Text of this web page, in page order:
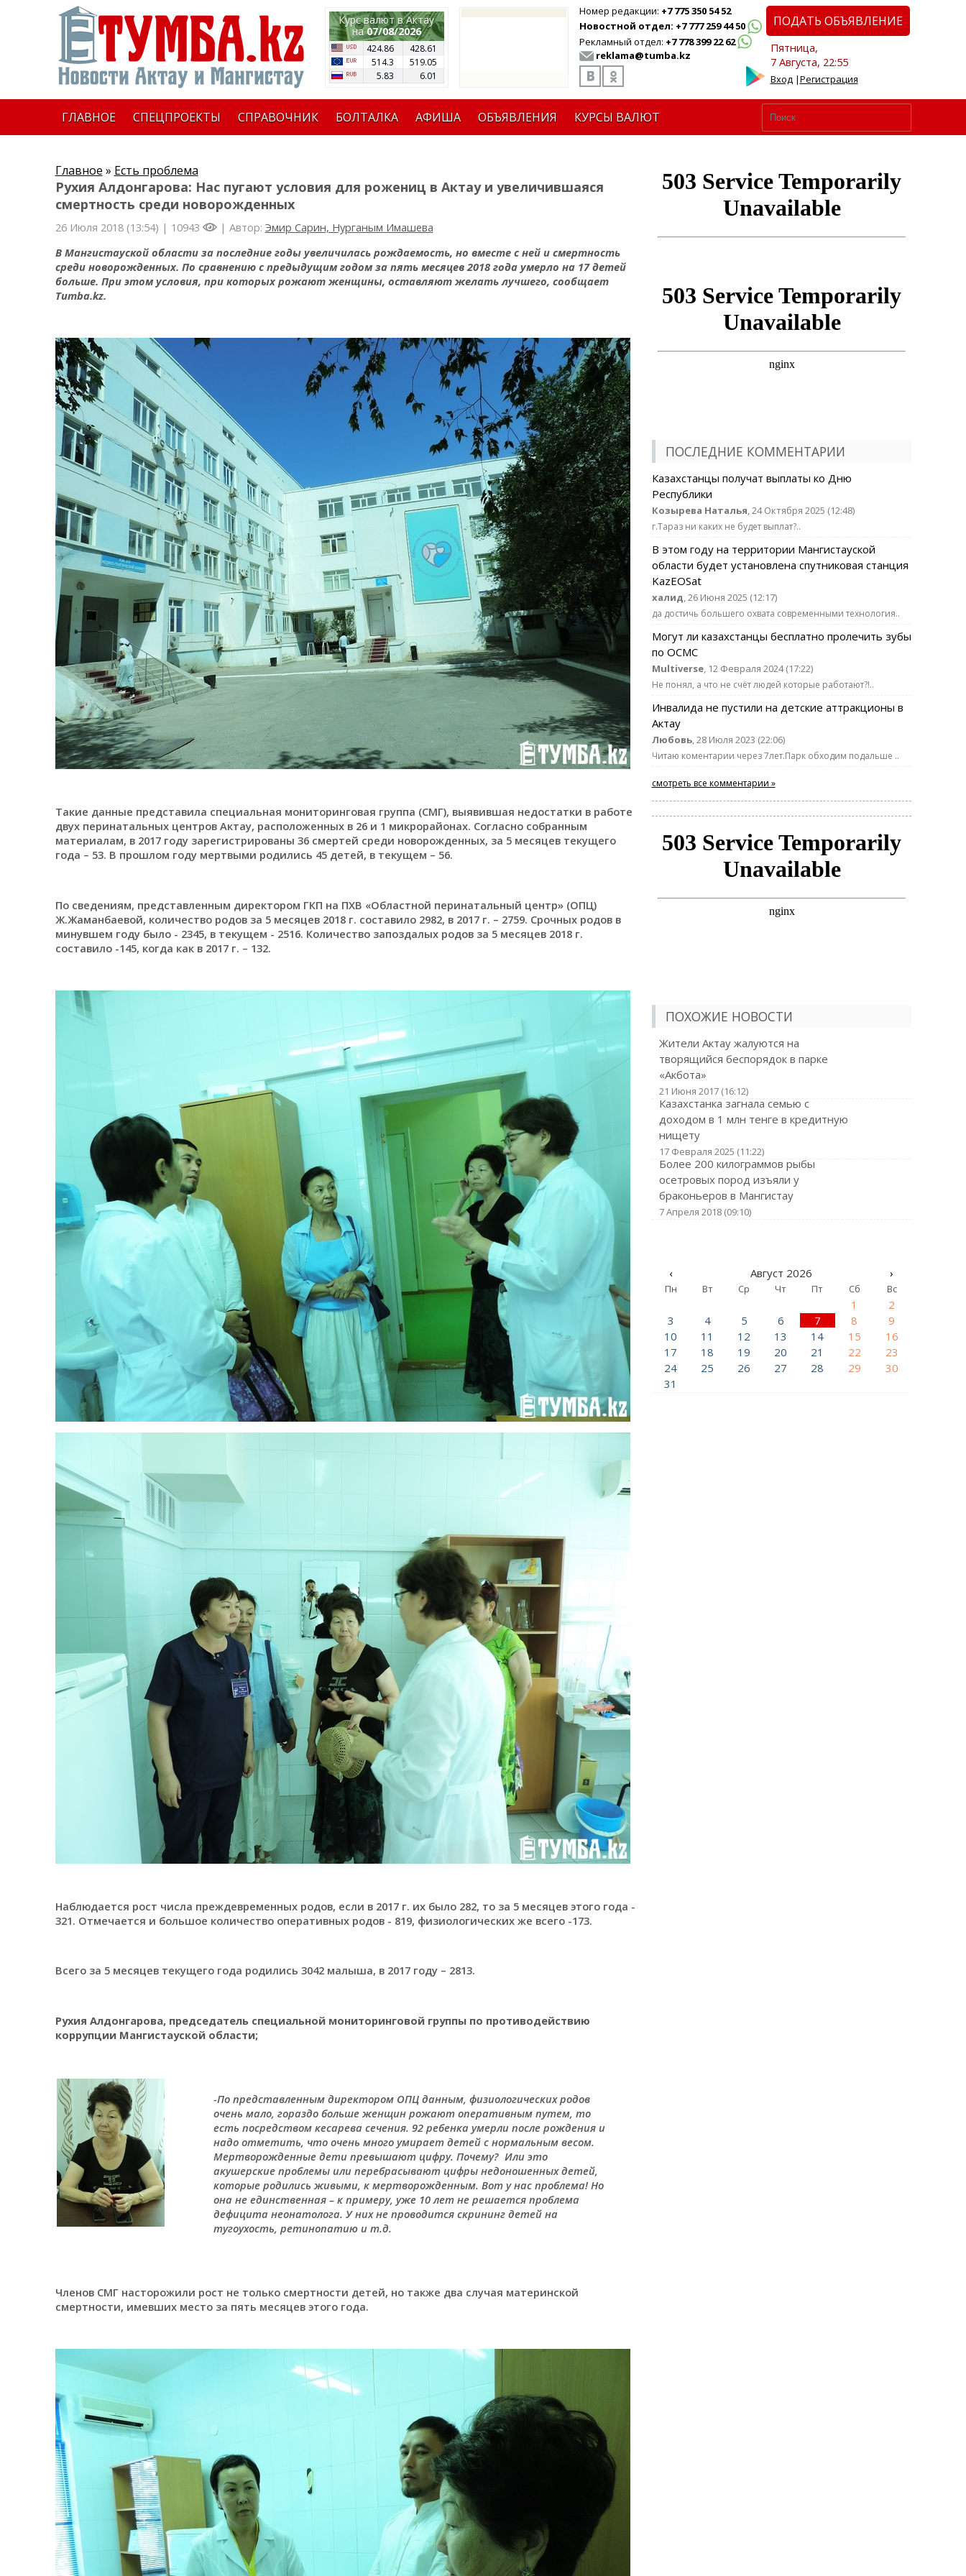
Курс валют в Актау
на07/08/2026
424.86
428.61
514.3
519.05
5.83
6.01
Номер редакции: +7 775 350 54 52
Новостной отдел: +7 777 259 44 50
Рекламный отдел: +7 778 399 22 62
reklama@tumba.kz
ПОДАТЬ ОБЪЯВЛЕНИЕ
Пятница,
7 Августа, 22:55
Вход|Регистрация
ГЛАВНОЕ СПЕЦПРОЕКТЫ СПРАВОЧНИК БОЛТАЛКА АФИША ОБЪЯВЛЕНИЯ КУРСЫ ВАЛЮТ
Главное » Есть проблема
Рухия Алдонгарова: Нас пугают условия для рожениц в Актау и увеличившаяся
смертность среди новорожденных
26 Июля 2018 (13:54) | 10943 | Автор: Эмир Сарин, Нурганым Имашева
В Мангистауской области за последние годы увеличилась рождаемость, но вместе с ней и смертность
среди новорожденных. По сравнению с предыдущим годом за пять месяцев 2018 года умерло на 17 детей
больше. При этом условия, при которых рожают женщины, оставляют желать лучшего, сообщает
Tumba.kz.
Такие данные представила специальная мониторинговая группа (СМГ), выявившая недостатки в работе
двух перинатальных центров Актау, расположенных в 26 и 1 микрорайонах. Согласно собранным
материалам, в 2017 году зарегистрированы 36 смертей среди новорожденных, за 5 месяцев текущего
года – 53. В прошлом году мертвыми родились 45 детей, в текущем – 56.
По сведениям, представленным директором ГКП на ПХВ «Областной перинатальный центр» (ОПЦ)
Ж.Жаманбаевой, количество родов за 5 месяцев 2018 г. составило 2982, в 2017 г. – 2759. Срочных родов в
минувшем году было - 2345, в текущем - 2516. Количество запоздалых родов за 5 месяцев 2018 г.
составило -145, когда как в 2017 г. – 132.
Наблюдается рост числа преждевременных родов, если в 2017 г. их было 282, то за 5 месяцев этого года -
321. Отмечается и большое количество оперативных родов - 819, физиологических же всего -173.
Всего за 5 месяцев текущего года родились 3042 малыша, в 2017 году – 2813.
Рухия Алдонгарова, председатель специальной мониторинговой группы по противодействию
коррупции Мангистауской области;
-По представленным директором ОПЦ данным, физиологических родов
очень мало, гораздо больше женщин рожают оперативным путем, то
есть посредством кесарева сечения. 92 ребенка умерли после рождения и
надо отметить, что очень много умирает детей с нормальным весом.
Мертворожденные дети превышают цифру. Почему? Или это
акушерские проблемы или перебрасывают цифры недоношенных детей,
которые родились живыми, к мертворожденным. Вот у нас проблема! Но
она не единственная – к примеру, уже 10 лет не решается проблема
дефицита неонатолога. У них не проводится скрининг детей на
тугоухость, ретинопатию и т.д.
Членов СМГ насторожили рост не только смертности детей, но также два случая материнской
смертности, имевших место за пять месяцев этого года.
ПОСЛЕДНИЕ КОММЕНТАРИИ
Казахстанцы получат выплаты ко Дню
Республики
Козырева Наталья, 24 Октября 2025 (12:48)
г.Тараз ни каких не будет выплат?..
В этом году на территории Мангистауской
области будет установлена спутниковая станция
KazEOSat
халид, 26 Июня 2025 (12:17)
да достичь большего охвата современными технология..
Могут ли казахстанцы бесплатно пролечить зубы
по ОСМС
Multiverse, 12 Февраля 2024 (17:22)
Не понял, а что не счёт людей которые работают?!..
Инвалида не пустили на детские аттракционы в
Актау
Любовь, 28 Июля 2023 (22:06)
Читаю коментарии через 7лет.Парк обходим подальше ..
смотреть все комментарии »
ПОХОЖИЕ НОВОСТИ
Жители Актау жалуются на
творящийся беспорядок в парке
«Акбота»
21 Июня 2017 (16:12)
Казахстанка загнала семью с
доходом в 1 млн тенге в кредитную
нищету
17 Февраля 2025 (11:22)
Более 200 килограммов рыбы
осетровых пород изъяли у
браконьеров в Мангистау
7 Апреля 2018 (09:10)
‹ Август 2026 ›
Пн Вт Ср Чт Пт Сб Вс
1
2
3
4 5 6 7 8
9
10
11 12 13 14 15
16
17
18 19 20 21 22
23
24
25 26 27 28 29
30
31